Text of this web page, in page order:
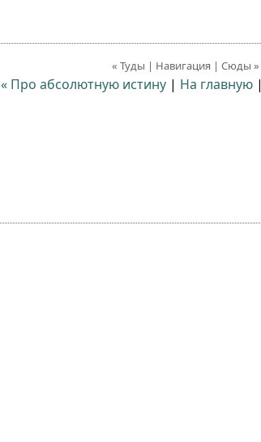
« Туды | Навигация | Сюды »
« Про абсолютную истину| На главную|